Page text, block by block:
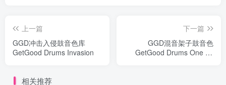
上一篇
GGD冲击入侵鼓音色库
GetGood Drums Invasion
下一篇
GGD混音架子鼓音色
GetGood Drums One Kit
相关推荐